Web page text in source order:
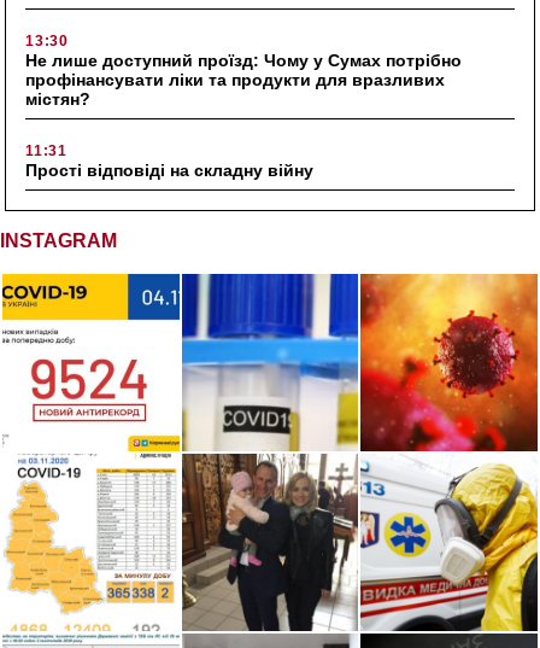
13:30
Не лише доступний проїзд: Чому у Сумах потрібно
профінансувати ліки та продукти для вразливих
містян?
11:31
Прості відповіді на складну війну
INSTAGRAM